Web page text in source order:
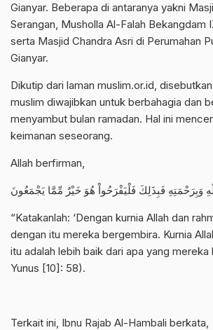
Gianyar. Beberapa di antaranya yakni
Serangan, Musholla Al-Falah Bekangdam
serta Masjid Chandra Asri di Perumahan
Gianyar.
Dikutip dari laman muslim.or.id,
muslim diwajibkan untuk berbahagia dan
menyambut bulan ramadan. Hal ini
keimanan seseorang.
Allah berfirman,
ﻭَﺑِﺮَﺣْﻤَﺘِﻪِ ﻓَﺒِﺬَﻟِﻚَ ﻓَﻠْﻴَﻔْﺮَﺣُﻮﺍْ ﻫُﻮَ ﺧَﻴْﺮٌ ﻣِّﻤَّﺎ ﻳَﺠْﻤَﻌُﻮﻥَ
“Katakanlah: ‘Dengan kurnia Allah dan
dengan itu mereka bergembira. Kurnia
itu adalah lebih baik dari apa yang mereka
Yunus [10]: 58).
Terkait ini, Ibnu Rajab Al-Hambali berkata,